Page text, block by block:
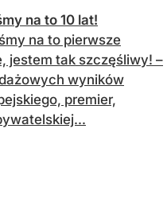
na to 10 lat!
na to pierwsze
jestem tak szczęśliwy! –
wyników
premier,